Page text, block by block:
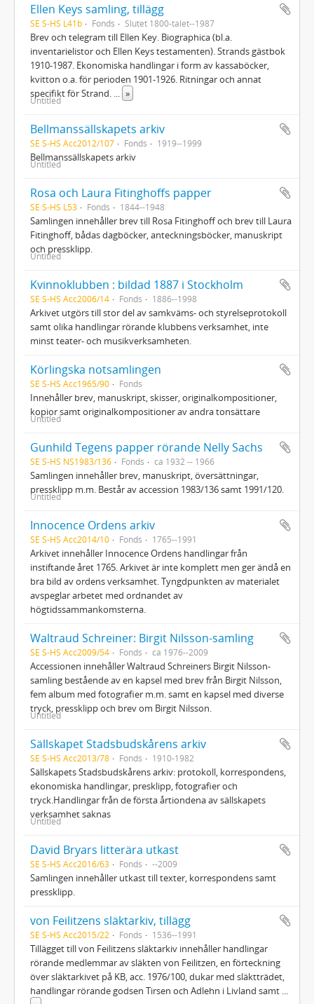
Ellen Keys samling, tillägg
SE S-HS L41b Fonds Slutet 1800-talet--1987
Brev och telegram till Ellen Key. Biographica (bl.a.
inventarielistor och Ellen Keys testamenten). Strands gästbok
1910-1987. Ekonomiska handlingar i form av kassaböcker,
kvitton o.a. för perioden 1901-1926. Ritningar och annat
specifikt för Strand.
»
Untitled
Bellmanssällskapets arkiv
SE S-HS Acc2012/107 Fonds 1919--1999
Bellmanssällskapets arkiv
Untitled
Rosa och Laura Fitinghoffs papper
SE S-HS L53 Fonds 1844--1948
Samlingen innehåller brev till Rosa Fitinghoff och brev till Laura
Fitinghoff, bådas dagböcker, anteckningsböcker, manuskript
och pressklipp.
Untitled
Kvinnoklubben : bildad 1887 i Stockholm
SE S-HS Acc2006/14 Fonds 1886--1998
Arkivet utgörs till stor del av samkväms- och styrelseprotokoll
samt olika handlingar rörande klubbens verksamhet, inte
minst teater- och musikverksamheten.
Körlingska notsamlingen
SE S-HS Acc1965/90 Fonds
Innehåller brev, manuskript, skisser, originalkompositioner,
kopior samt originalkompositioner av andra tonsättare
Untitled
Gunhild Tegens papper rörande Nelly Sachs
SE S-HS NS1983/136 Fonds ca 1932 -- 1966
Samlingen innehåller brev, manuskript, översättningar,
pressklipp m.m. Består av accession 1983/136 samt 1991/120.
Untitled
Innocence Ordens arkiv
SE S-HS Acc2014/10 Fonds 1765--1991
Arkivet innehåller Innocence Ordens handlingar från
instiftande året 1765. Arkivet är inte komplett men ger ändå en
bra bild av ordens verksamhet. Tyngdpunkten av materialet
avspeglar arbetet med ordnandet av
högtidssammankomsterna.
Waltraud Schreiner: Birgit Nilsson-samling
SE S-HS Acc2009/54 Fonds ca 1976--2009
Accessionen innehåller Waltraud Schreiners Birgit Nilsson-
samling bestående av en kapsel med brev från Birgit Nilsson,
fem album med fotografier m.m. samt en kapsel med diverse
tryck, pressklipp och brev om Birgit Nilsson.
Untitled
Sällskapet Stadsbudskårens arkiv
SE S-HS Acc2013/78 Fonds 1910-1982
Sällskapets Stadsbudskårens arkiv: protokoll, korrespondens,
ekonomiska handlingar, presklipp, fotografier och
tryck.Handlingar från de första årtiondena av sällskapets
verksamhet saknas
Untitled
David Bryars litterära utkast
SE S-HS Acc2016/63 Fonds --2009
Samlingen innehåller utkast till texter, korrespondens samt
pressklipp.
von Feilitzens släktarkiv, tillägg
SE S-HS Acc2015/22 Fonds 1536--1991
Tillägget till von Feilitzens släktarkiv innehåller handlingar
rörande medlemmar av släkten von Feilitzen, en förteckning
över släktarkivet på KB, acc. 1976/100, dukar med släktträdet,
handlingar rörande godsen Tirsen och Adlehn i Livland samt